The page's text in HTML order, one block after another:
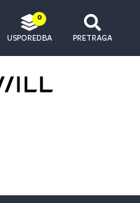
0
USPOREDBA PRETRAGA